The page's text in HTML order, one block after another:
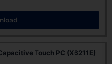
Touch PC (X6211E)